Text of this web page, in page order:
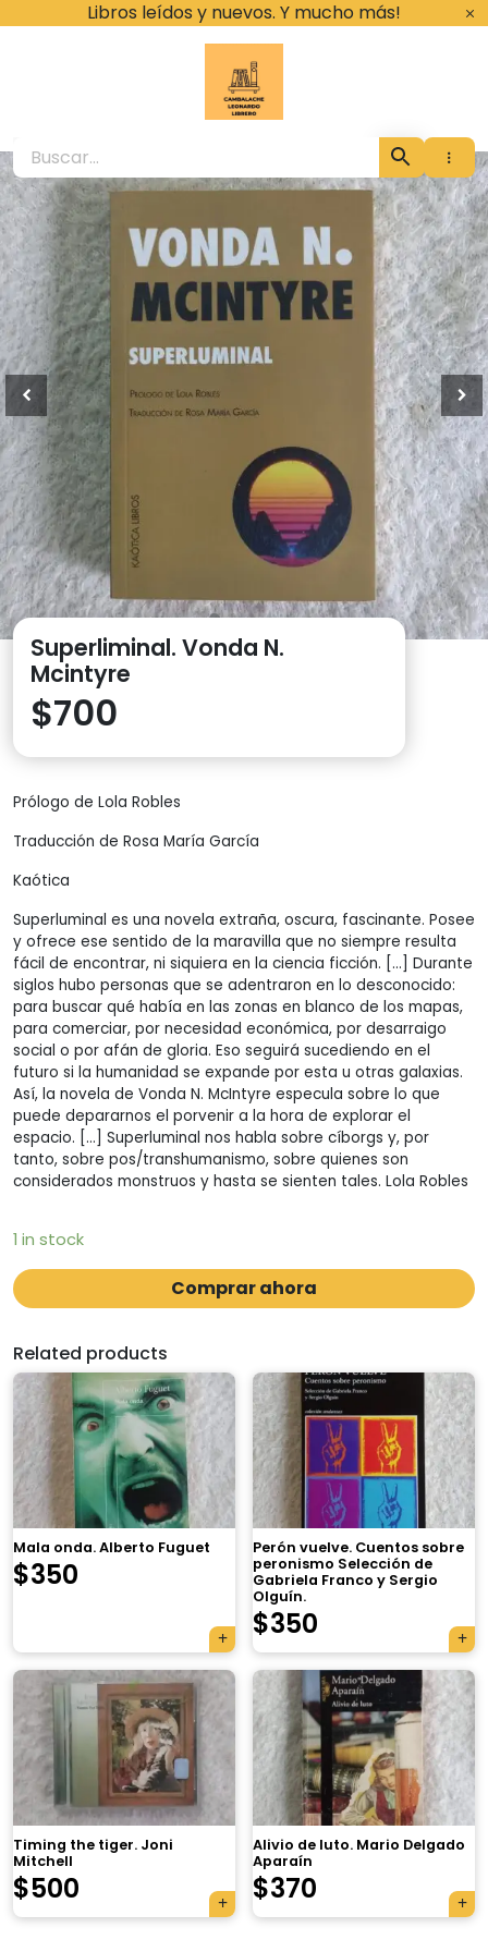
Libros leídos y nuevos. Y mucho más!
Cambalache
Superliminal. Vonda N.
Mcintyre
$700
Prólogo de Lola Robles
Traducción de Rosa María García
Kaótica
Superluminal es una novela extraña, oscura, fascinante. Posee
y ofrece ese sentido de la maravilla que no siempre resulta
fácil de encontrar, ni siquiera en la ciencia ficción. […] Durante
siglos hubo personas que se adentraron en lo desconocido:
para buscar qué había en las zonas en blanco de los mapas,
para comerciar, por necesidad económica, por desarraigo
social o por afán de gloria. Eso seguirá sucediendo en el
futuro si la humanidad se expande por esta u otras galaxias.
Así, la novela de Vonda N. McIntyre especula sobre lo que
puede depararnos el porvenir a la hora de explorar el
espacio. […] Superluminal nos habla sobre cíborgs y, por
tanto, sobre pos/transhumanismo, sobre quienes son
considerados monstruos y hasta se sienten tales. Lola Robles
1 in stock
Comprar ahora
Related products
Mala onda. Alberto Fuguet
$350
Perón vuelve. Cuentos sobre
peronismo Selección de
Gabriela Franco y Sergio
Olguín.
$350
Timing the tiger. Joni
Mitchell
$500
Alivio de luto. Mario Delgado
Aparaín
$370
×
Tu carrito está vacío.
Agregá un producto y aparecerá acá
automáticamente.